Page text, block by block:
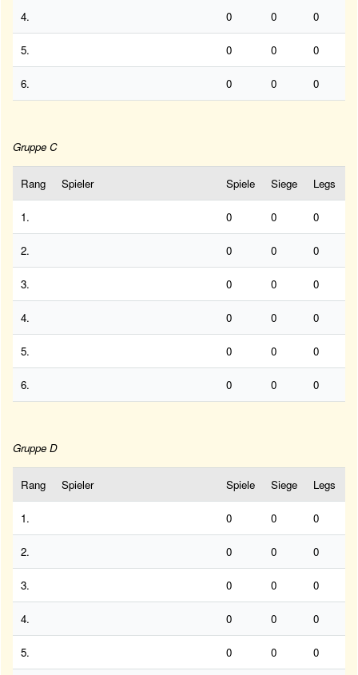
4. 0 0 0
5. 0 0 0
6. 0 0 0
Gruppe C
Rang Spieler Spiele Siege Legs
1. 0 0 0
2. 0 0 0
3. 0 0 0
4. 0 0 0
5. 0 0 0
6. 0 0 0
Gruppe D
Rang Spieler Spiele Siege Legs
1. 0 0 0
2. 0 0 0
3. 0 0 0
4. 0 0 0
5. 0 0 0